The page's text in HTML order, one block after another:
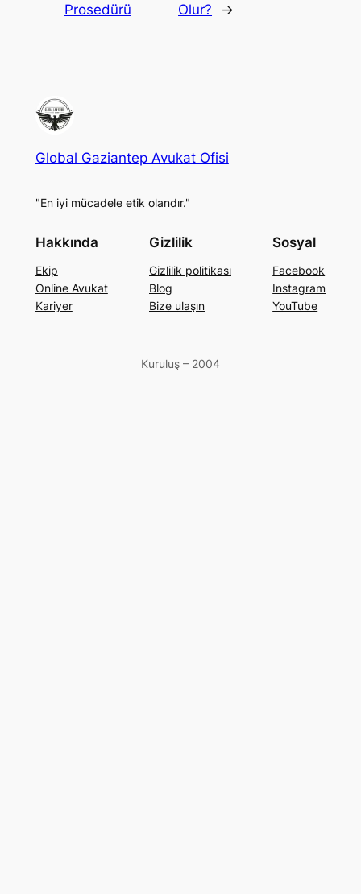
Prosedürü
Olur?
→
Global Gaziantep Avukat Ofisi
"En iyi mücadele etik olandır."
Hakkında
Ekip
Online Avukat
Kariyer
Gizlilik
Gizlilik politikası
Blog
Bize ulaşın
Sosyal
Facebook
Instagram
YouTube
Kuruluş – 2004